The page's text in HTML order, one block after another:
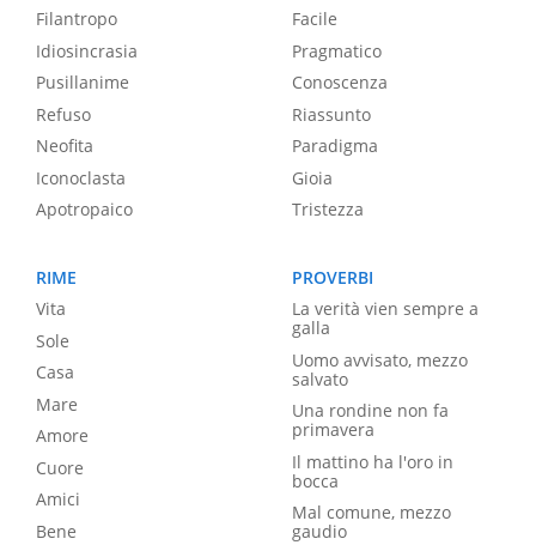
Filantropo
Idiosincrasia
Pusillanime
Refuso
Neofita
Iconoclasta
Apotropaico
Facile
Pragmatico
Conoscenza
Riassunto
Paradigma
Gioia
Tristezza
RIME
Vita
Sole
Casa
Mare
Amore
Cuore
Amici
Bene
PROVERBI
La verità vien sempre a
galla
Uomo avvisato, mezzo
salvato
Una rondine non fa
primavera
Il mattino ha l'oro in
bocca
Mal comune, mezzo
gaudio